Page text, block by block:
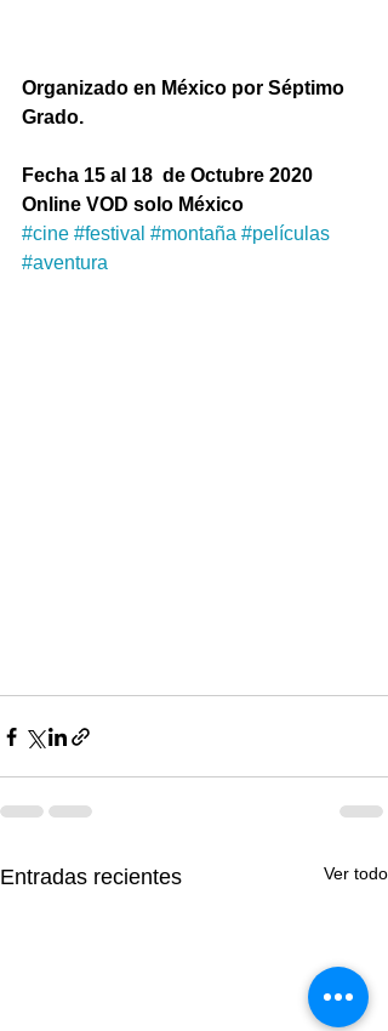
Organizado en México por Séptimo
Grado.
Fecha 15 al 18  de Octubre 2020
Online VOD solo México
#cine #festival #montaña #películas
#aventura
Entradas recientes Ver todo